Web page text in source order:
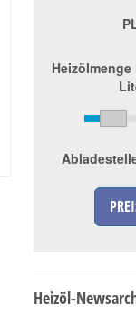
Heizölmenge
Heizöl-